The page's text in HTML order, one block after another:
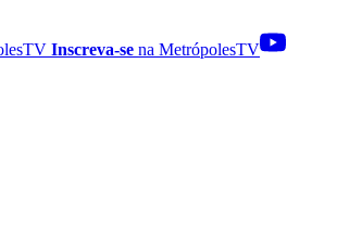
Inscreva-se na MetrópolesTV